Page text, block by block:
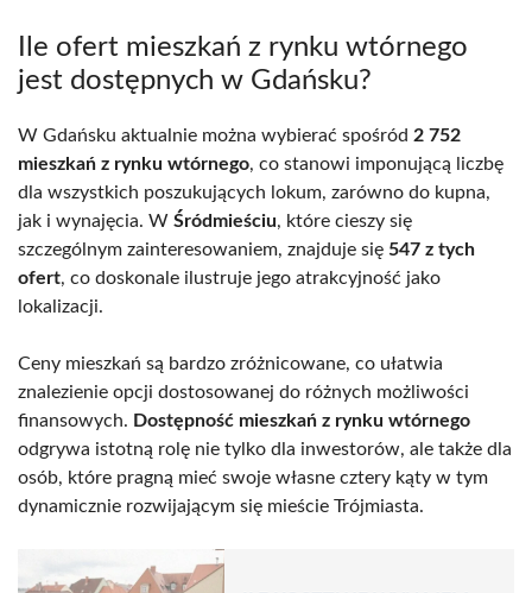
Ile ofert mieszkań z rynku wtórnego
jest dostępnych w Gdańsku?
W Gdańsku aktualnie można wybierać spośród 2 752
mieszkań z rynku wtórnego, co stanowi imponującą liczbę
dla wszystkich poszukujących lokum, zarówno do kupna,
jak i wynajęcia. W Śródmieściu, które cieszy się
szczególnym zainteresowaniem, znajduje się 547 z tych
ofert, co doskonale ilustruje jego atrakcyjność jako
lokalizacji.
Ceny mieszkań są bardzo zróżnicowane, co ułatwia
znalezienie opcji dostosowanej do różnych możliwości
finansowych. Dostępność mieszkań z rynku wtórnego
odgrywa istotną rolę nie tylko dla inwestorów, ale także dla
osób, które pragną mieć swoje własne cztery kąty w tym
dynamicznie rozwijającym się mieście Trójmiasta.